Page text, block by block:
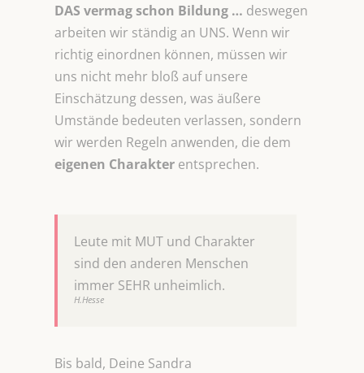
DAS vermag schon Bildung … deswegen
arbeiten wir ständig an UNS. Wenn wir
richtig einordnen können, müssen wir
uns nicht mehr bloß auf unsere
Einschätzung dessen, was äußere
Umstände bedeuten verlassen, sondern
wir werden Regeln anwenden, die dem
eigenen Charakter entsprechen.
Leute mit MUT und Charakter
sind den anderen Menschen
immer SEHR unheimlich.
H.Hesse
Bis bald, Deine Sandra